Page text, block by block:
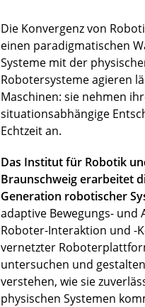
Die Konvergenz von
einen paradigmatischen
Systeme mit der
Robotersysteme agieren
Maschinen: sie nehmen
situationsabhängige
Echtzeit an.
Das Institut für Robotik
Braunschweig erarbeitet
Generation robotischer
adaptive Bewegungs- und
Roboter-Interaktion und -
vernetzter
untersuchen und
verstehen, wie sie
physischen Systemen